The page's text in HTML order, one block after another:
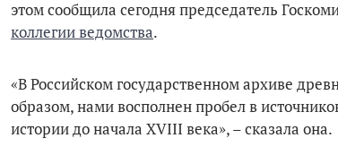
этом сообщила сегодня председатель
коллегии ведомства.
«В Российском государственном архиве
образом, нами восполнен пробел в
истории до начала XVIII века», – сказала она.